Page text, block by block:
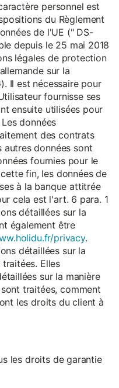
personnel est
du Règlement
de l'UE (" DS-
depuis le 25 mai 2018
légales de protection
sur la
Il est nécessaire pour
fournisse ses
ensuite utilisées pour
données
des contrats
autres données sont
fournies pour le
fin, les données de
à la banque attitrée
cela est l'art. 6 para. 1
détaillées sur la
également être
privacy.
détaillées sur la
Elles
sur la manière
traitées, comment
les droits du client à
les droits de garantie